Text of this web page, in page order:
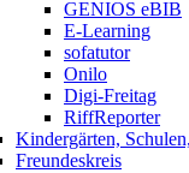
GENIOS eBIB
E-Learning
sofatutor
Onilo
Digi-Freitag
RiffReporter
Kindergärten,
Freundeskreis